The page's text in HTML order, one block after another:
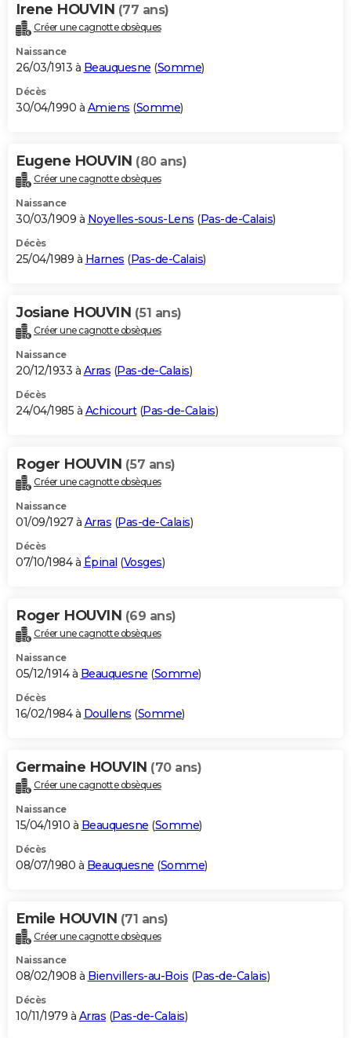
Irene HOUVIN (77 ans)
Créer une cagnotte obsèques
Naissance
26/03/1913 à Beauquesne (Somme)
Décès
30/04/1990 à Amiens (Somme)
Eugene HOUVIN (80 ans)
Créer une cagnotte obsèques
Naissance
30/03/1909 à Noyelles-sous-Lens (Pas-de-Calais)
Décès
25/04/1989 à Harnes (Pas-de-Calais)
Josiane HOUVIN (51 ans)
Créer une cagnotte obsèques
Naissance
20/12/1933 à Arras (Pas-de-Calais)
Décès
24/04/1985 à Achicourt(Pas-de-Calais)
Roger HOUVIN (57 ans)
Créer une cagnotte obsèques
Naissance
01/09/1927 à Arras (Pas-de-Calais)
Décès
07/10/1984 à Épinal (Vosges)
Roger HOUVIN (69 ans)
Créer une cagnotte obsèques
Naissance
05/12/1914 à Beauquesne (Somme)
Décès
16/02/1984 à Doullens (Somme)
Germaine HOUVIN (70 ans)
Créer une cagnotte obsèques
Naissance
15/04/1910 à Beauquesne (Somme)
Décès
08/07/1980 à Beauquesne (Somme)
Emile HOUVIN (71 ans)
Créer une cagnotte obsèques
Naissance
08/02/1908 à Bienvillers-au-Bois (Pas-de-Calais)
Décès
10/11/1979 à Arras (Pas-de-Calais)